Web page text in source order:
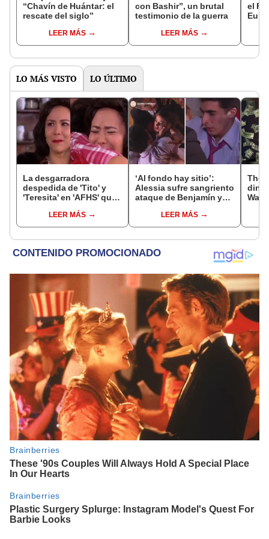
“Chavín de Huántar: el
rescate del siglo”
LEER MÁS
con Bashir”, un brutal
testimonio de la guerra
LEER MÁS
el
LO MÁS VISTO LO ÚLTIMO
La desgarradora
despedida de 'Tito' y
'Teresita' en 'AFHS' que
"Fue tan real"
LEER MÁS
‘Al fondo hay sitio’:
Alessia sufre sangriento
ataque de Benjamín y
LEER MÁS
The